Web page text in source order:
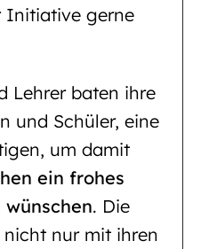
Initiative gerne
Lehrer baten ihre
und Schüler, eine
um damit
ein frohes
. Die
nur mit ihren